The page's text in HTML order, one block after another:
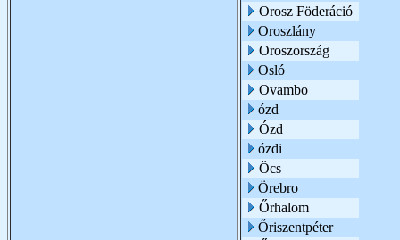
Orosz Föderáció
Oroszlány
Oroszország
Osló
Ovambo
ózd
Ózd
ózdi
Öcs
Örebro
Őrhalom
Őriszentpéter